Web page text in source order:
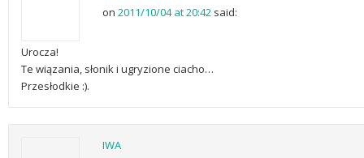
on 2011/10/04 at 20:42 said:
Urocza!
Te wiązania, słonik i ugryzione ciacho…
Przesłodkie :).
IWA